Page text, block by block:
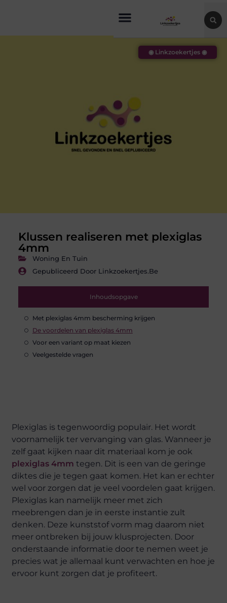
Klussen realiseren met plexiglas
4mm
Woning En Tuin
Gepubliceerd Door Linkzoekertjes.be
Inhoudsopgave
Met plexiglas 4mm bescherming krijgen
De voordelen van plexiglas 4mm
Voor een variant op maat kiezen
Veelgestelde vragen
◉ Linkzoekertjes ◉
Plexiglas is tegenwoordig populair. Het wordt
voornamelijk ter vervanging van glas. Wanneer je
zelf gaat kijken naar dit materiaal kom je ook
plexiglas 4mm tegen. Dit is een van de geringe
diktes die je tegen gaat komen. Het kan er echter
wel voor zorgen dat je veel voordelen gaat krijgen.
Plexiglas kan namelijk meer met zich
meebrengen dan je in eerste instantie zult
denken. Deze kunststof vorm mag daarom niet
meer ontbreken bij jouw klusprojecten. Door
onderstaande informatie door te nemen weet je
precies wat je allemaal kunt verwachten en hoe je
ervoor kunt zorgen dat je profiteert.